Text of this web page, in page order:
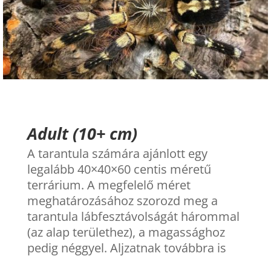
Adult (10+ cm)
A tarantula számára ajánlott egy
legalább 40×40×60 centis méretű
terrárium. A megfelelő méret
meghatározásához szorozd meg a
tarantula lábfesztávolságát hárommal
(az alap területhez), a magassághoz
pedig néggyel. Aljzatnak továbbra is